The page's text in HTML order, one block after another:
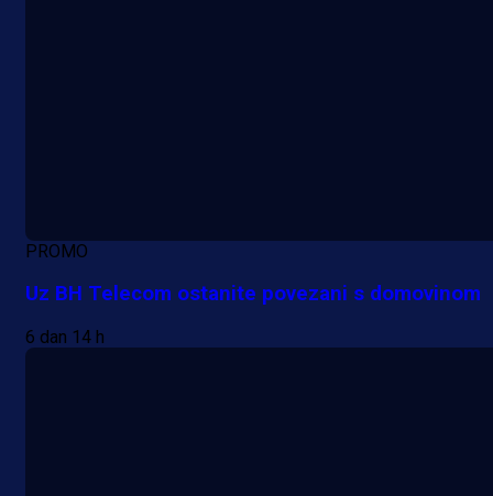
PROMO
Uz BH Telecom ostanite povezani s domovinom
6 dan 14 h